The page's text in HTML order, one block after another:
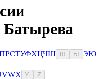
Батырева
ПРСТУФХЦЧШ Ы ЭЮ
VWX Y Z